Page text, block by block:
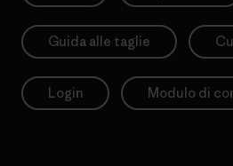
Guida alle taglie
Login Modulo di